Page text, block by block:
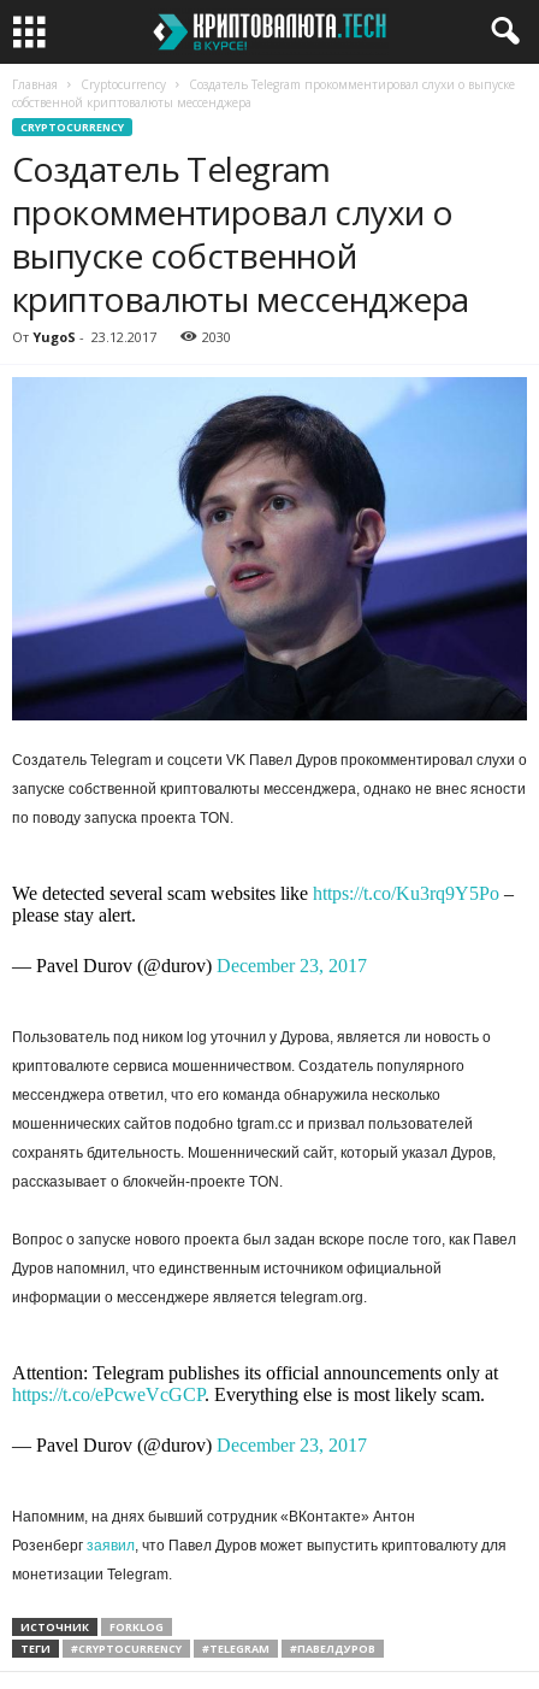
Главная Cryptocurrency
Создатель Telegram прокомментировал слухи о выпуске
собственной криптовалюты мессенджера
CRYPTOCURRENCY
Создатель Telegram
прокомментировал слухи о
выпуске собственной
криптовалюты мессенджера
От YugoS - 23.12.2017 2030
Создатель Telegram и соцсети VK Павел Дуров прокомментировал слухи о
запуске собственной криптовалюты мессенджера, однако не внес ясности
по поводу запуска проекта TON.
We detected several scam websites like https://t.co/Ku3rq9Y5Po –
please stay alert.
— Pavel Durov (@durov) December 23, 2017
Пользователь под ником log уточнил у Дурова, является ли новость о
криптовалюте сервиса мошенничеством. Создатель популярного
мессенджера ответил, что его команда обнаружила несколько
мошеннических сайтов подобно tgram.cc и призвал пользователей
сохранять бдительность. Мошеннический сайт, который указал Дуров,
рассказывает о блокчейн-проекте TON.
Вопрос о запуске нового проекта был задан вскоре после того, как Павел
Дуров напомнил, что единственным источником официальной
информации о мессенджере является telegram.org.
Attention: Telegram publishes its official announcements only at
https://t.co/ePcweVcGCP. Everything else is most likely scam.
— Pavel Durov (@durov) December 23, 2017
Напомним, на днях бывший сотрудник «ВКонтакте» Антон
Розенберг заявил, что Павел Дуров может выпустить криптовалюту для
монетизации Telegram.
ИСТОЧНИК
FORKLOG
ТЕГИ
#CRYPTOCURRENCY #TELEGRAM #ПАВЕЛДУРОВ